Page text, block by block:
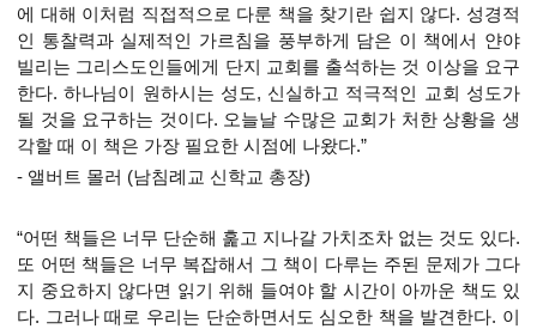
에 대해 이처럼 직접적으로 다룬 책을 찾기란 쉽지 않다. 성경적
인 통찰력과 실제적인 가르침을 풍부하게 담은 이 책에서 얀야
빌리는 그리스도인들에게 단지 교회를 출석하는 것 이상을 요구
한다. 하나님이 원하시는 성도, 신실하고 적극적인 교회 성도가
될 것을 요구하는 것이다. 오늘날 수많은 교회가 처한 상황을 생
각할 때 이 책은 가장 필요한 시점에 나왔다.”
- 앨버트 몰러 (남침례교 신학교 총장)
“어떤 책들은 너무 단순해 훑고 지나갈 가치조차 없는 것도 있다.
또 어떤 책들은 너무 복잡해서 그 책이 다루는 주된 문제가 그다
지 중요하지 않다면 읽기 위해 들여야 할 시간이 아까운 책도 있
다. 그러나 때로 우리는 단순하면서도 심오한 책을 발견한다. 이